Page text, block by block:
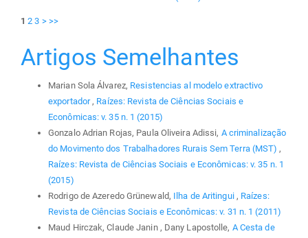
1 2 3 > >>
Artigos Semelhantes
Marian Sola Álvarez, Resistencias al modelo extractivo
exportador, Raízes: Revista de Ciências Sociais e
Econômicas: v. 35 n. 1 (2015)
Gonzalo Adrian Rojas, Paula Oliveira Adissi, A criminalização
do Movimento dos Trabalhadores Rurais Sem Terra (MST),
Raízes: Revista de Ciências Sociais e Econômicas: v. 35 n. 1
(2015)
Rodrigo de Azeredo Grünewald, Ilha de Aritingui , Raízes:
Revista de Ciências Sociais e Econômicas: v. 31 n. 1 (2011)
Maud Hirczak, Claude Janin , Dany Lapostolle, A Cesta de